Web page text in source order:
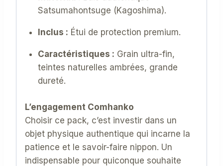
Satsumahontsuge (Kagoshima).
Inclus : Étui de protection premium.
Caractéristiques : Grain ultra-fin,
teintes naturelles ambrées, grande
dureté.
L’engagement Comhanko
Choisir ce pack, c’est investir dans un
objet physique authentique qui incarne la
patience et le savoir-faire nippon. Un
indispensable pour quiconque souhaite